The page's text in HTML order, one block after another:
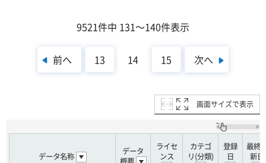
9521件中 131～140件表示
前へ 13 14 15 次へ
画面サイズで表示
データ名称
データ
ライセ
ンス
カテゴ
リ(分類)
登録
日
最終
新日